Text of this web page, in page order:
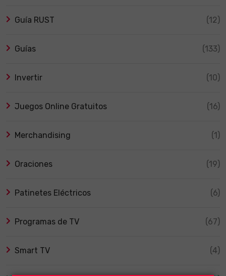
Guía RUST (12)
Guías (133)
Invertir (10)
Juegos Online Gratuitos (16)
Merchandising (1)
Oraciones (19)
Patinetes Eléctricos (6)
Programas de TV (67)
Smart TV (4)